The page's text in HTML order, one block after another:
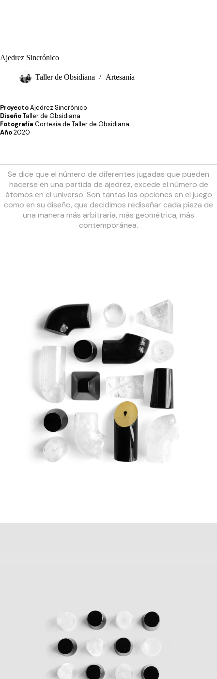
Ajedrez Sincrónico
Taller de Obsidiana Artesanía
ProyectoAjedrez Sincrónico
DiseñoTaller de Obsidiana
Fotografía Cortesía de Taller de Obsidiana
Año2020
Se dice que el número de diferentes jugadas que pueden
hacerse en una partida de ajedrez, excede el número de
átomos en el universo. Son tantas las opciones en el juego
como en su diseño, que decidimos rediseñar cada pieza de
una manera más arbitraria, más geométrica, más
contemporánea.